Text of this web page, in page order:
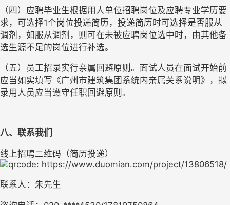
（四）应聘毕业生根据用人单位招聘岗位及应聘专业学历要
求，可选择1个岗位投递简历，投递简历时可选择是否服从
调剂，如服从调剂，则可在未被应聘岗位选中时，由其他备
选生源不足的岗位进行补选。
（五）员工招录实行亲属回避原则。面试人员在面试开始前
应当如实填写《广州市建筑集团系统内亲属关系说明》，拟
录用人员应当遵守任职回避原则。
八、联系我们
线上招聘二维码（简历投递）
联系人：朱先生